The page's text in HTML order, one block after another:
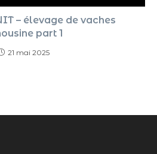
– élevage de vaches
part 1
21 mai 2025